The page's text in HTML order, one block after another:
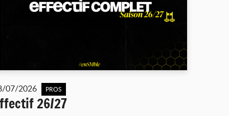
07/2026 PROS
26/27